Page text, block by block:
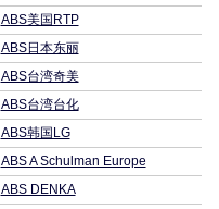
ABS美国RTP
ABS日本东丽
ABS台湾奇美
ABS台湾台化
ABS韩国LG
ABS A Schulman Europe
ABS DENKA